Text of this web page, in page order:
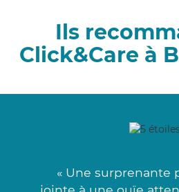
Ils
Click&Care à
« Une surprenante